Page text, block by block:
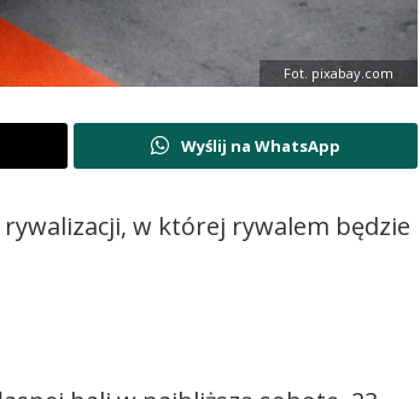
Fot. pixabay.com
Wyślij na WhatsApp
w której rywalem będzie